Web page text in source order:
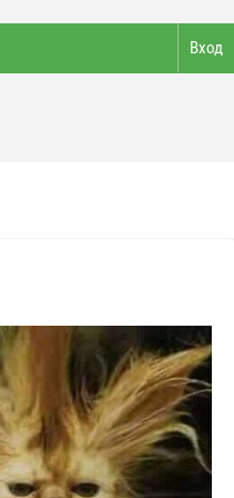
Вход